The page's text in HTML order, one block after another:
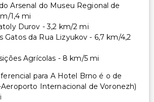
Arsenal do Museu Regional de
1,4 mi
Durov - 3,2 km/2 mi
Gatos da Rua Lizyukov - 6,7 km/4,2
Agrícolas - 8 km/5 mi
para A Hotel Brno é o de
Internacional de Voronezh)